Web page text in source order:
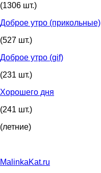
(1306 шт.)
Доброе утро (прикольные)
(527 шт.)
Доброе утро (gif)
(231 шт.)
Хорошего дня
(241 шт.)
(летние)
MalinkaKat.ru